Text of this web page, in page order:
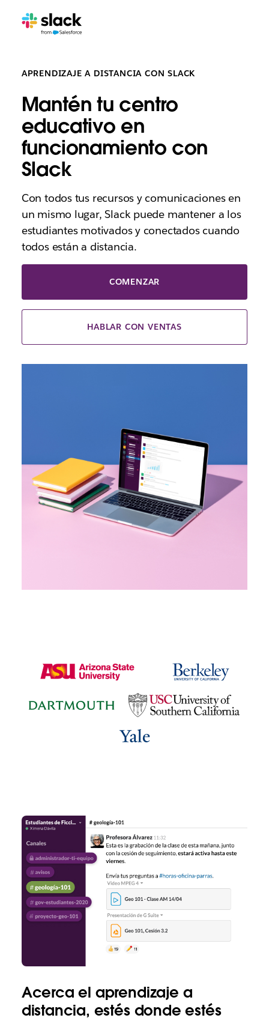
APRENDIZAJE A DISTANCIA CON SLACK
Mantén tu centro
educativo en
funcionamiento con
Slack
Con todos tus recursos y comunicaciones en
un mismo lugar, Slack puede mantener a los
estudiantes motivados y conectados cuando
todos están a distancia.
COMENZAR
HABLAR CON VENTAS
Acerca el aprendizaje a
distancia, estés donde estés